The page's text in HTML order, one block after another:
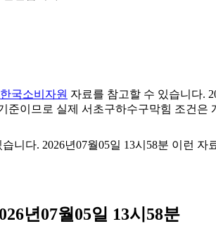
한국소비자원 자료를 참고할 수 있습니다.
이므로 실제 서초구하수구막힘 조건은
니다. 2026년07월05일 13시58분 이런
년07월05일 13시58분